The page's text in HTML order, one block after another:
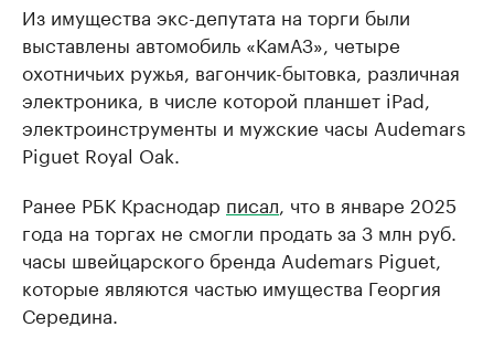
Из имущества экс-депутата на торги были
выставлены автомобиль «КамАЗ», четыре
охотничьих ружья, вагончик-бытовка, различная
электроника, в числе которой планшет iPad,
электроинструменты и мужские часы Audemars
Piguet Royal Oak.
Ранее РБК Краснодар писал , что в январе 2025
года на торгах не смогли продать за 3 млн руб.
часы швейцарского бренда Audemars Piguet,
которые являются частью имущества Георгия
Середина.